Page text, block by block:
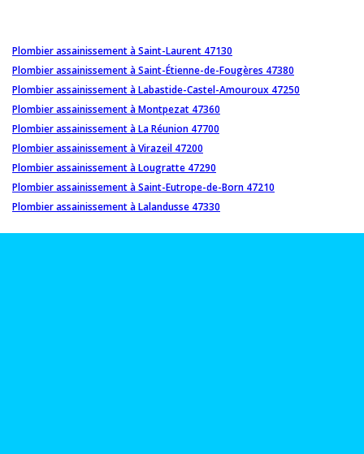
Plombier assainissement à Saint-Laurent 47130
Plombier assainissement à Saint-Étienne-de-Fougères 47380
Plombier assainissement à Labastide-Castel-Amouroux 47250
Plombier assainissement à Montpezat 47360
Plombier assainissement à La Réunion 47700
Plombier assainissement à Virazeil 47200
Plombier assainissement à Lougratte 47290
Plombier assainissement à Saint-Eutrope-de-Born 47210
Plombier assainissement à Lalandusse 47330